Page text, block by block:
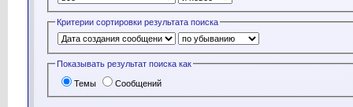
Критерии сортировки результата поиска
Показывать результат поиска как
Темы Сообщений